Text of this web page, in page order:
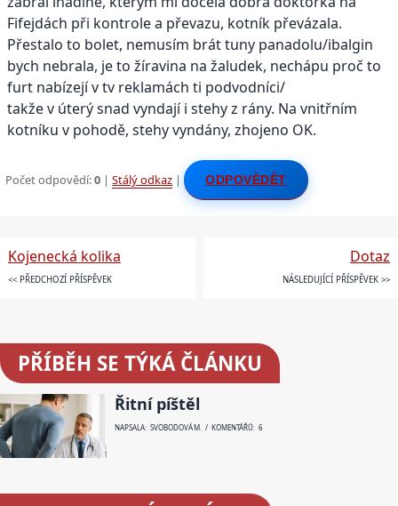
Fifejdách při kontrole a převazu, kotník převázala.
Přestalo to bolet, nemusím brát tuny panadolu/ibalgin
bych nebrala, je to žíravina na žaludek, nechápu proč to
furt nabízejí v tv reklamách ti podvodníci/
takže v úterý snad vyndají i stehy z rány. Na vnitřním
kotníku v pohodě, stehy vyndány, zhojeno OK.
Počet odpovědí:0 |Stálý odkaz | ODPOVĚDĚT
Kojenecká kolika
<< PŘEDCHOZÍ PŘÍSPĚVEK
Dotaz
NÁSLEDUJÍCÍ PŘÍSPĚVEK >>
PŘÍBĚH SE TÝKÁ ČLÁNKU
Řitní píštěl
NAPSALA: SVOBODOVÁ M. / KOMENTÁŘŮ: 6